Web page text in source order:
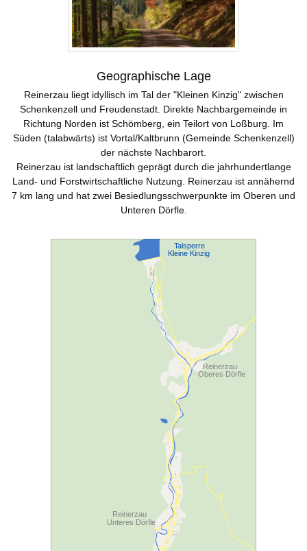
Geographische Lage
Reinerzau liegt idyllisch im Tal der "Kleinen Kinzig" zwischen
Schenkenzell und Freudenstadt. Direkte Nachbargemeinde in
Richtung Norden ist Schömberg, ein Teilort von Loßburg. Im
Süden (talabwärts) ist Vortal/Kaltbrunn (Gemeinde Schenkenzell)
der nächste Nachbarort.
Reinerzau ist landschaftlich geprägt durch die jahrhundertlange
Land- und Forstwirtschaftliche Nutzung. Reinerzau ist annähernd
7 km lang und hat zwei Besiedlungsschwerpunkte im Oberen und
Unteren Dörfle.